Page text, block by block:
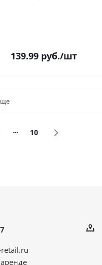
139.99 руб./шт
10